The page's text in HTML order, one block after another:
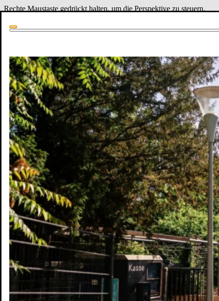
Rechte Maustaste gedrückt halten, um die Perspektive zu steuern.
DE
EN
Jobs & Chancen
Wohnen & Mobilität
Kultur & Freizeit
Zukunft
Interaktive Karte
Blog
Pressebereich
Kontakt
Newsletter
Impressum
Datenschutz
© Mannheim MyFuture | Design & Entwicklung Froschgift
Karriere
Erleben